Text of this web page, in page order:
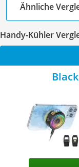
Ähnliche
Handy-Kühler